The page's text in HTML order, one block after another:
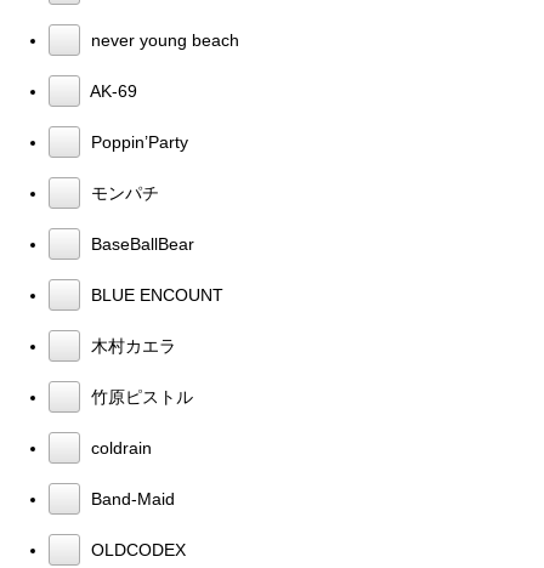
never young beach
AK-69
Poppin’Party
モンパチ
BaseBallBear
BLUE ENCOUNT
木村カエラ
竹原ピストル
coldrain
Band-Maid
OLDCODEX